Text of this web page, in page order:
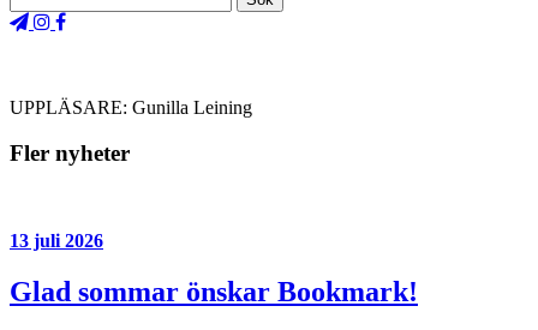
UPPLÄSARE: Gunilla Leining
Fler nyheter
13 juli 2026
Glad sommar önskar Bookmark!